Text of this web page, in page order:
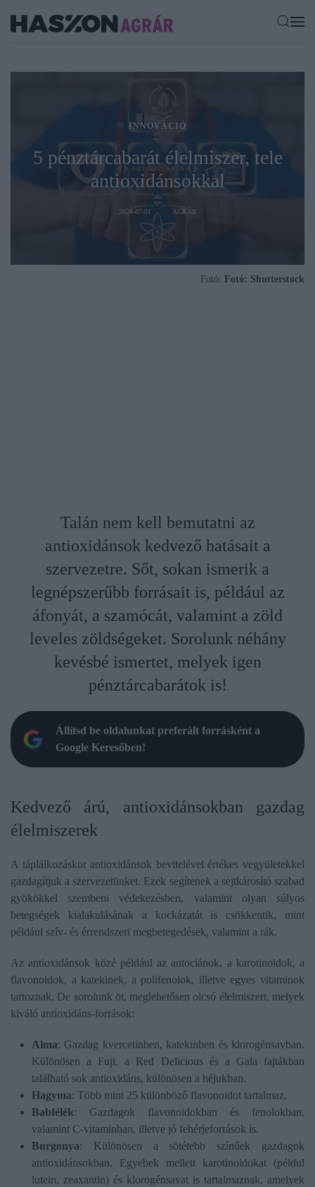
INNOVÁCIÓ
5 pénztárcabarát élelmiszer, tele
antioxidánsokkal
2024-07-01 AGRÁR
Fotó: Fotó: Shutterstock
Talán nem kell bemutatni az
antioxidánsok kedvező hatásait a
szervezetre. Sőt, sokan ismerik a
legnépszerűbb forrásait is, például az
áfonyát, a szamócát, valamint a zöld
leveles zöldségeket. Sorolunk néhány
kevésbé ismertet, melyek igen
pénztárcabarátok is!
Állítsd be oldalunkat preferált forrásként a
Google Keresőben!
Kedvező árú, antioxidánsokban gazdag
élelmiszerek
A táplálkozáskor antioxidánsok bevitelével értékes vegyületekkel
gazdagítjuk a szervezetünket. Ezek segítenek a sejtkárosító szabad
gyökökkel szembeni védekezésben, valamint olyan súlyos
betegségek kialakulásának a kockázatát is csökkentik, mint
például szív- és érrendszeri megbetegedések, valamint a rák.
Az antioxidánsok közé például az antociánok, a karotinoidok, a
flavonoidok, a katekinek, a polifenolok, illetve egyes vitaminok
tartoznak. De sorolunk öt, meglehetősen olcsó élelmiszert, melyek
kiváló antioxidáns-források:
Alma: Gazdag kvercetinben, katekinben és klorogénsavban.
Különösen a Fuji, a Red Delicious és a Gala fajtákban
található sok antioxidáns, különösen a héjukban.
Hagyma: Több mint 25 különböző flavonoidot tartalmaz.
Babfélék: Gazdagok flavonoidokban és fenolokban,
valamint C-vitaminban, illetve jó fehérjeforrások is.
Burgonya: Különösen a sötétebb színűek gazdagok
antioxidánsokban. Egyebek mellett karotinoidokat (példul
lutein, zeaxantin) és klorogénsavat is tartalmaznak, amelyek